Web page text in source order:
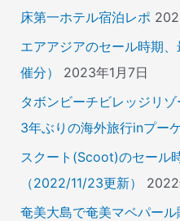
床第一ホテル宿泊レポ
エアアジアのセール時期
催分）
2023年1月7日
タボンビーチビレッジリ
3年ぶりの海外旅行inプー
スクート(Scoot)のセール
（2022/11/23更新）
2022
奄美大島で奄美マベパー